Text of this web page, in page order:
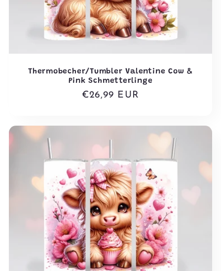
Thermobecher/Tumbler Valentine Cow &
Pink Schmetterlinge
Normaler
€26,99 EUR